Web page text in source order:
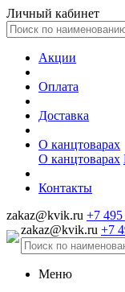
Личный кабинет
Акции
Оплата
Доставка
О канцтоварах
О канцтоварах
Контакты
zakaz@kvik.ru +7
zakaz@kvik.ru +7
Меню